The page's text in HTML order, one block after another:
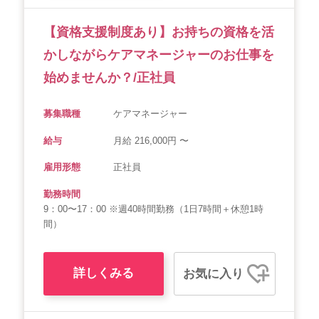
【資格支援制度あり】お持ちの資格を活
かしながらケアマネージャーのお仕事を
始めませんか？/正社員
募集職種 ケアマネージャー
給与 月給 216,000円 〜
雇用形態 正社員
勤務時間
9：00〜17：00 ※週40時間勤務（1日7時間＋休憩1時
間）
詳しくみる お気に入り